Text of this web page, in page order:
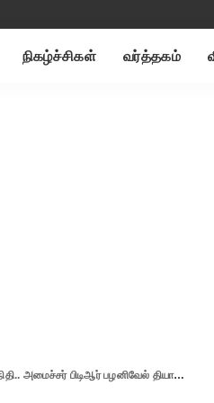
நிகழ்ச்சிகள் வர்த்தகம்
பழனிவேல் தியாகராஜன் அசத்தல் அறிவிப்பு..!!